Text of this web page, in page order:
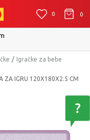
0 0
Igračke za bebe
ZA IGRU 120X180X2.5 CM